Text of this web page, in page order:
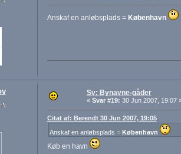
Anskaf en anløbsplads = København
Sv: Bynavne-gåder
« Svar #19: 30 Jun 2007, 19:07
Citat af: Berendt 30 Jun 2007, 19:05
Anskaf en anløbsplads = København
Køb en havn